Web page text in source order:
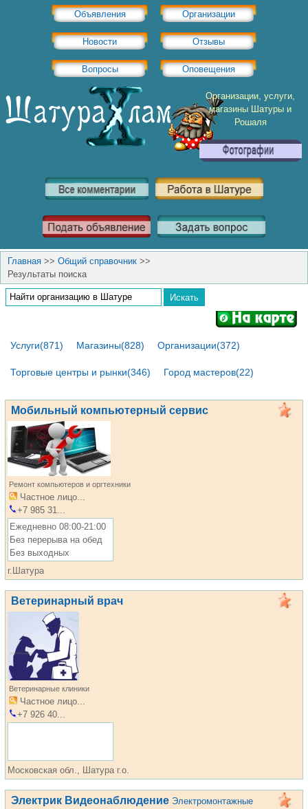
Объявления Организации
Новости Отзывы
Вопросы Оповещения
Организации, услуги,
магазины Шатуры и
Рошаля
Главная >> Общий справочник >>
Результаты поиска
Услуги(871) Магазины(828) Организации(372)
Торговые центры и рынки(346) Город мастеров(22)
Мобильный компьютерный сервис
Ремонт компьютеров и оргтехники
Частное лицо...
+7 985 31...
Ежедневно 08:00-21:00
Без перерыва на обед
Без выходных
г.Шатура
Ветеринарный врач
Ветеринарные клиники
Частное лицо...
+7 926 40...
Московская обл., Шатура г.о.
Электрик Видеонаблюдение Электромонтажные